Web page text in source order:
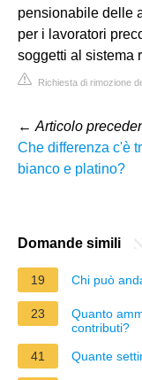
pensionabile delle
per i lavoratori
soggetti al sistema
Richiesta di rimozione
← Articolo
Che differenza c'è
bianco e platino?
Domande simili
19 Chi può
23
Quanto
contributi?
41
Quante